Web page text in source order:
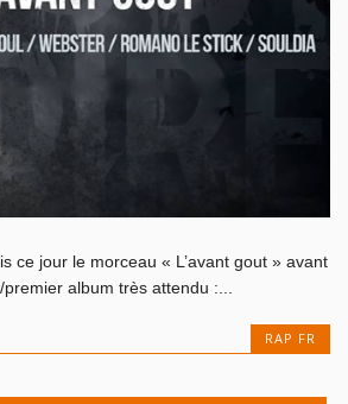
ce jour le morceau « L’avant gout » avant
album très attendu :...
RAP FR